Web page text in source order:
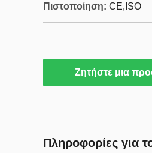
Πιστοποίηση: CE,ISO
Ζητήστε μια
Πληροφορίες για